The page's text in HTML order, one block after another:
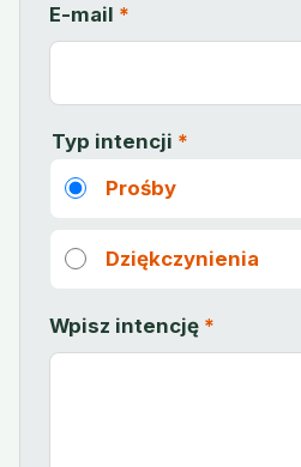
E-mail *
Typ intencji *
Prośby
Dziękczynienia
Wpisz intencję *